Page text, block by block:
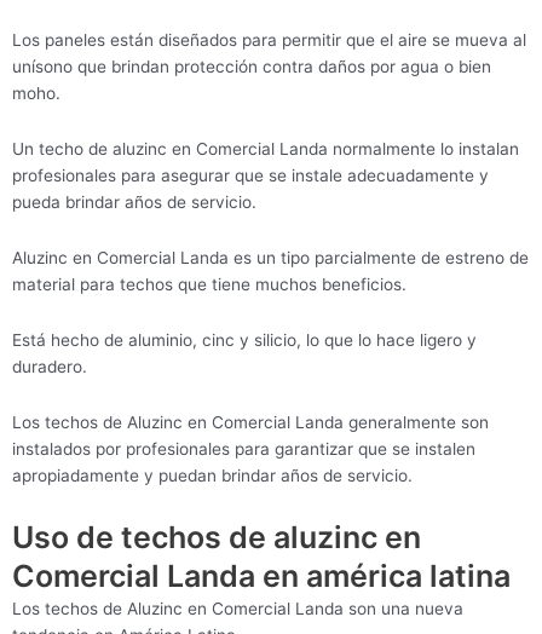
Los paneles están diseñados para permitir que el aire se mueva al
unísono que brindan protección contra daños por agua o bien
moho.
Un techo de aluzinc en Comercial Landa normalmente lo instalan
profesionales para asegurar que se instale adecuadamente y
pueda brindar años de servicio.
Aluzinc en Comercial Landa es un tipo parcialmente de estreno de
material para techos que tiene muchos beneficios.
Está hecho de aluminio, cinc y silicio, lo que lo hace ligero y
duradero.
Los techos de Aluzinc en Comercial Landa generalmente son
instalados por profesionales para garantizar que se instalen
apropiadamente y puedan brindar años de servicio.
Uso de techos de aluzinc en
Comercial Landa en américa latina
Los techos de Aluzinc en Comercial Landa son una nueva